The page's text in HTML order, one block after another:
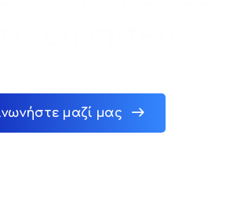
μαζί μας